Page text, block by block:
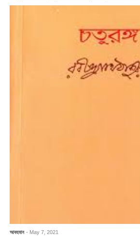
আবহমান - May 7, 2021